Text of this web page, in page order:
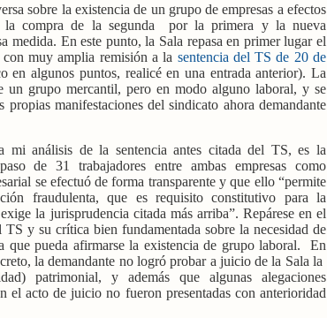
sobre la existencia de un grupo de empresas a efectos
compra de la segunda
por la primera y la nueva
medida. En este punto, la Sala repasa en primer lugar el
muy amplia remisión a la sentencia del TS de 20 de
en algunos puntos, realicé en una entrada anterior). La
un grupo mercantil, pero en modo alguno laboral, y se
propias manifestaciones del sindicato ahora demandante
mi análisis de la sentencia antes citada del TS, es la
de 31 trabajadores entre ambas empresas como
se efectuó de forma transparente y que ello “permite
fraudulenta, que es requisito constitutivo para la
la jurisprudencia citada más arriba”. Repárese en el
y su crítica bien fundamentada sobre la necesidad de
que pueda afirmarse la existencia de grupo laboral.
En
la demandante no logró probar a juicio de la Sala la
patrimonial, y además que algunas alegaciones
el acto de juicio no fueron presentadas con anterioridad